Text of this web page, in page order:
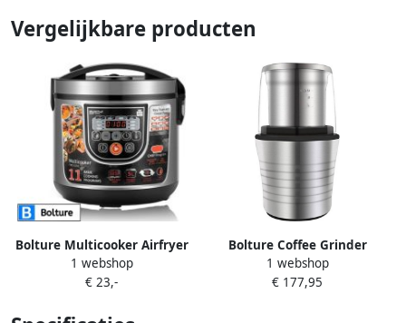
Vergelijkbare producten
Bolture Multicooker Airfryer
Slowcooker met Timer
Pressure Cooker Electrisch 5L
1 webshop
€ 23,-
Bolture Coffee Grinder
Koffiemolen Electrisch
Koffiebonen Maler
1 webshop
€ 177,95